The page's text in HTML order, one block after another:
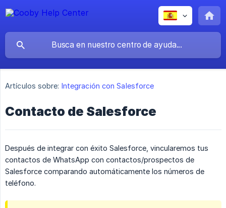
Artículos sobre: Integración con Salesforce
Contacto de Salesforce
Después de integrar con éxito Salesforce, vincularemos tus
contactos de WhatsApp con contactos/prospectos de
Salesforce comparando automáticamente los números de
teléfono.